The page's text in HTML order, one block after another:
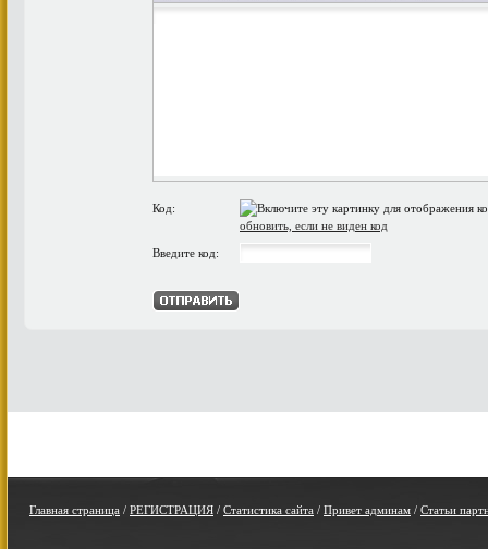
Код:
обновить, если не виден код
Введите код:
Главная страница / РЕГИСТРАЦИЯ / Статистика сайта / Привет админам / Статьи